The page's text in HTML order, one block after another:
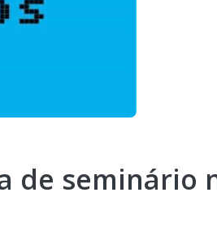
de seminário